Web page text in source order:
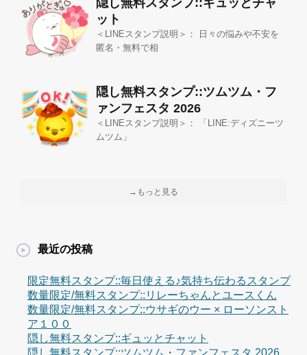
隠し無料スタンプ::ギュッとチャ
ット
＜LINEスタンプ説明＞： 日々の悩みや不安を
匿名・無料で相
隠し無料スタンプ::ツムツム・フ
ァンフェスタ 2026
＜LINEスタンプ説明＞： 「LINE:ディズニーツ
ムツム」
→もっと見る
最近の投稿
限定無料スタンプ::毎日使える♪気持ち伝わるスタンプ
数量限定/無料スタンプ::リレーちゃんとユースくん
数量限定/無料スタンプ::ウサギのウー × ローソンスト
ア１００
隠し無料スタンプ::ギュッとチャット
隠し無料スタンプ::ツムツム・ファンフェスタ 2026